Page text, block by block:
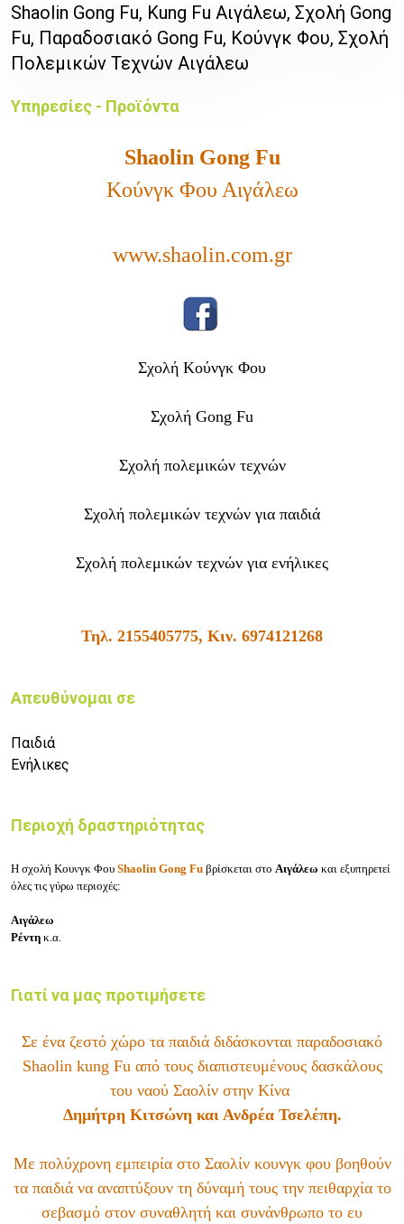
Shaolin Gong Fu, Kung Fu Αιγάλεω, Σχολή Gong
Fu, Παραδοσιακό Gong Fu, Κούνγκ Φου, Σχολή
Πολεμικών Τεχνών Αιγάλεω
Υπηρεσίες - Προϊόντα
Shaolin Gong Fu
Κούνγκ Φου Αιγάλεω
www.shaolin.com.gr
Σχολή Κούνγκ Φου
Σχολή Gong Fu
Σχολή πολεμικών τεχνών
Σχολή πολεμικών τεχνών για παιδιά
Σχολή πολεμικών τεχνών για ενήλικες
Τηλ. 2155405775, Κιν. 6974121268
Απευθύνομαι σε
Παιδιά
Ενήλικες
Περιοχή δραστηριότητας
Η σχολή Κουνγκ Φου Shaolin Gong Fu βρίσκεται στο Αιγάλεω και εξυπηρετεί
όλες τις γύρω περιοχές:
Αιγάλεω
Ρέντη κ.α.
Γιατί να μας προτιμήσετε
Σε ένα ζεστό χώρο τα παιδιά διδάσκονται παραδοσιακό
Shaolin kung Fu από τους διαπιστευμένους δασκάλους
του ναού Σαολίν στην Κίνα
Δημήτρη Κιτσώνη και Ανδρέα Τσελέπη.
Με πολύχρονη εμπειρία στο Σαολίν κουνγκ φου βοηθούν
τα παιδιά να αναπτύξουν τη δύναμή τους την πειθαρχία το
σεβασμό στον συναθλητή και συνάνθρωπο το ευ